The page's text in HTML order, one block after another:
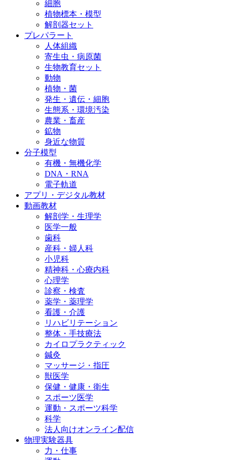
細胞
植物標本・模型
解剖器セット
プレパラート
人体組織
寄生虫・病原菌
生物教育セット
動物
植物・菌
発生・遺伝・細胞
生態系・環境汚染
農業・畜産
鉱物
身近な物質
分子模型
有機・無機化学
DNA・RNA
電子軌道
アプリ・デジタル教材
動画教材
解剖学・生理学
医学一般
歯科
産科・婦人科
小児科
精神科・心療内科
心理学
診察・検査
薬学・薬理学
看護・介護
リハビリテーション
整体・手技療法
カイロプラクティック
鍼灸
マッサージ・指圧
獣医学
保健・健康・衛生
スポーツ医学
運動・スポーツ科学
科学
法人向けオンライン配信
物理実験器具
力・仕事